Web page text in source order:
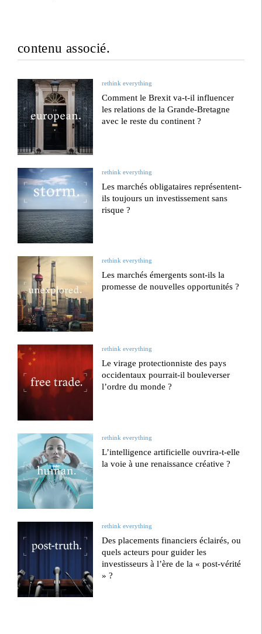
contenu associé.
rethink everything
Comment le Brexit va-t-il influencer
les relations de la Grande-Bretagne
avec le reste du continent ?
rethink everything
Les marchés obligataires représentent-
ils toujours un investissement sans
risque ?
rethink everything
Les marchés émergents sont-ils la
promesse de nouvelles opportunités ?
rethink everything
Le virage protectionniste des pays
occidentaux pourrait-il bouleverser
l’ordre du monde ?
rethink everything
L’intelligence artificielle ouvrira-t-elle
la voie à une renaissance créative ?
rethink everything
Des placements financiers éclairés, ou
quels acteurs pour guider les
investisseurs à l’ère de la « post-vérité
» ?